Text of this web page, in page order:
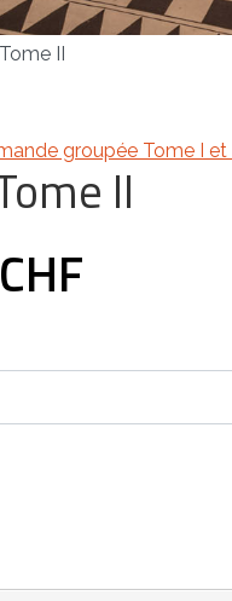
II
groupée Tome I et II
II